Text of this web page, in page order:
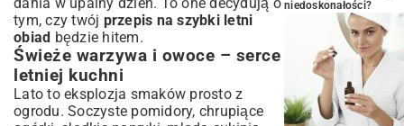
tym, czy twój przepis na szybki letni
obiad będzie hitem.
Świeże warzywa i owoce – serce
letniej kuchni
Lato to eksplozja smaków prosto z
ogrodu. Soczyste pomidory, chrupiące
niedoskonałości?